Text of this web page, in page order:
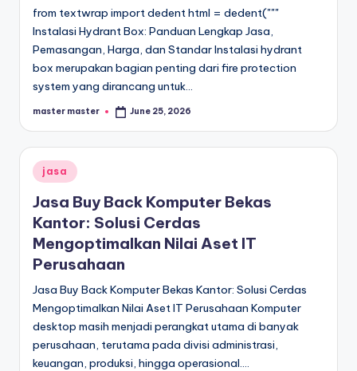
from textwrap import dedent html = dedent("""
Instalasi Hydrant Box: Panduan Lengkap Jasa,
Pemasangan, Harga, dan Standar Instalasi hydrant
box merupakan bagian penting dari fire protection
system yang dirancang untuk…
Posted
master master June 25, 2026
Posted
in
jasa
Jasa Buy Back Komputer Bekas
Kantor: Solusi Cerdas
Mengoptimalkan Nilai Aset IT
Perusahaan
Jasa Buy Back Komputer Bekas Kantor: Solusi Cerdas
Mengoptimalkan Nilai Aset IT Perusahaan Komputer
desktop masih menjadi perangkat utama di banyak
perusahaan, terutama pada divisi administrasi,
keuangan, produksi, hingga operasional.…